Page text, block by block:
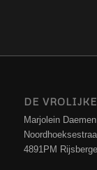
DE
Marjolein Daemen
4891PM